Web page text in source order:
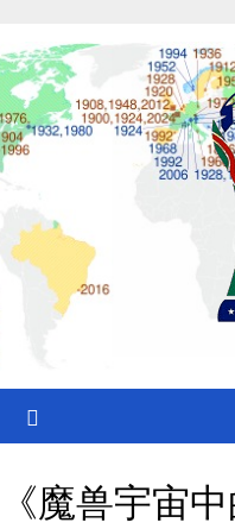
content
《魔兽宇宙